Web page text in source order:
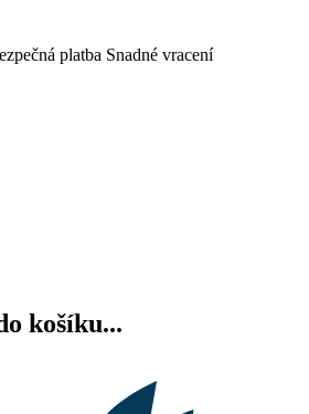
platba Snadné vracení
košíku...